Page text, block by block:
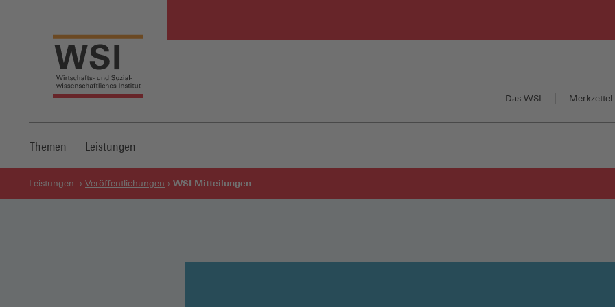
Das WSI Merkzettel
Themen Leistungen
Leistungen Veröffentlichungen WSI-Mitteilungen